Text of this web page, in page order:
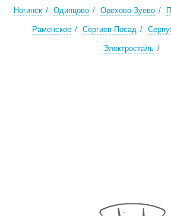
Ногинск Одинцово Орехово-Зуево
Раменское Сергиев Посад
Электросталь